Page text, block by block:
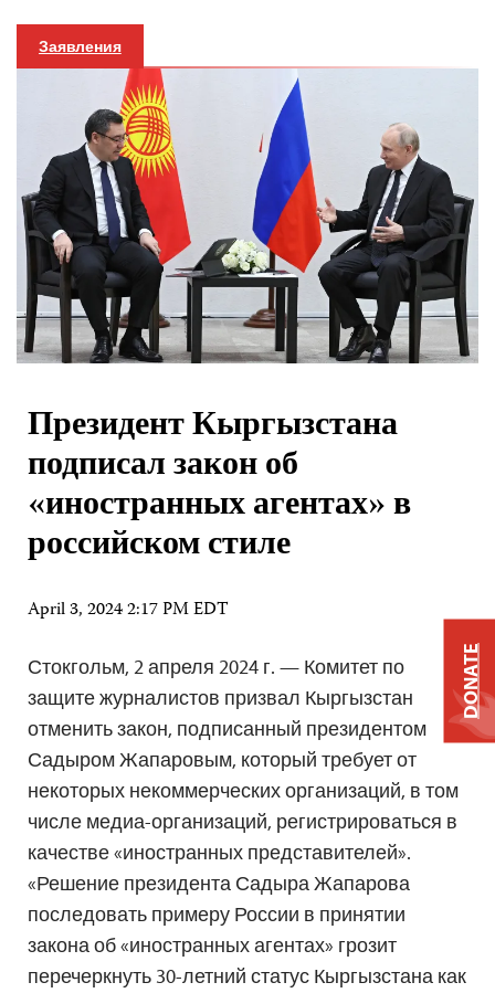
Заявления
Президент Кыргызстана
подписал закон об
«иностранных агентах» в
российском стиле
April 3, 2024 2:17 PM EDT
Стокгольм, 2 апреля 2024 г. — Комитет по
защите журналистов призвал Кыргызстан
отменить закон, подписанный президентом
Садыром Жапаровым, который требует от
некоторых некоммерческих организаций, в том
числе медиа-организаций, регистрироваться в
качестве «иностранных представителей».
«Решение президента Садыра Жапарова
последовать примеру России в принятии
закона об «иностранных агентах» грозит
перечеркнуть 30-летний статус Кыргызстана как
DONATE